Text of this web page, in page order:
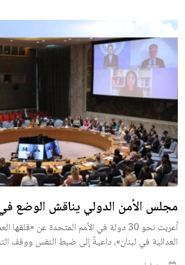
مجلس الأمن الدولي يناقش الوضع
أعربت نحو 30 دولة في الأمم المتحدة عن «قلقها
العدائية في لبنان»، داعيةً إلى ضبط النفس ووقف